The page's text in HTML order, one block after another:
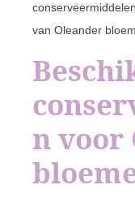
van Oleander
n voor